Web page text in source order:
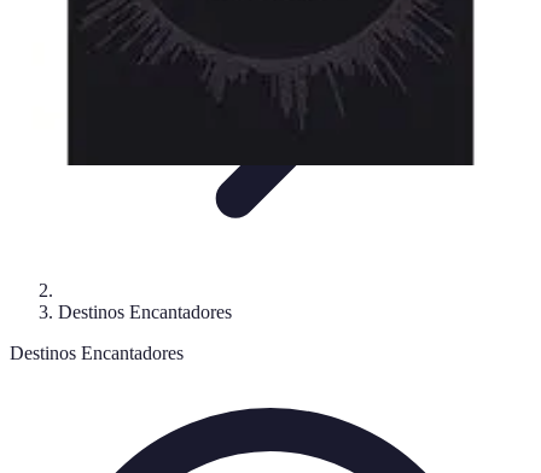
Destinos Encantadores
Destinos Encantadores